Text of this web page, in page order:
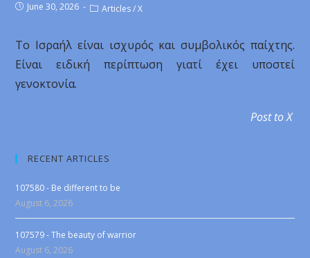
June 30, 2026 Articles / X
Το Ισραήλ είναι ισχυρός και συμβολικός παίχτης.
Είναι ειδική περίπτωση γιατί έχει υποστεί
γενοκτονία.
Post to X
RECENT ARTICLES
107580 - Be different to be
August 6, 2026
107579 - The beauty of warrior
August 6, 2026